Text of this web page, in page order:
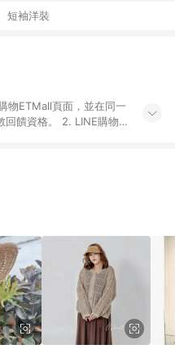
短袖洋裝
物ETMall頁面，並在同一
回饋資格。 2. LINE購物
以下類別商品，將無法獲
館商品。 4. 如取消訂
後之最終發票金額計算，
單如有使用東森購物
森幣、樂透金、東森現金
森購物ETMall之結帳頁面
最高回饋點數」機制(特
訂單中同一商品不論件數
設定的回饋機制為準。